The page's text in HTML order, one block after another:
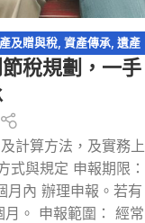
及贈與稅, 資產傳承, 遺產
贈
稅規劃，一手
計算方法，及實務上
式與規定 申報期限：
月內 辦理申報。若有
。 申報範圍： 經常